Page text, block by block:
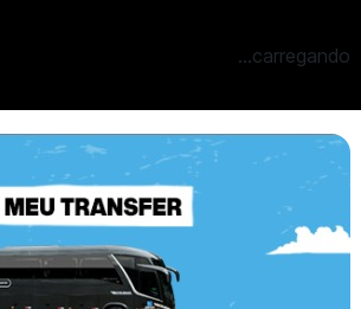
...carregando